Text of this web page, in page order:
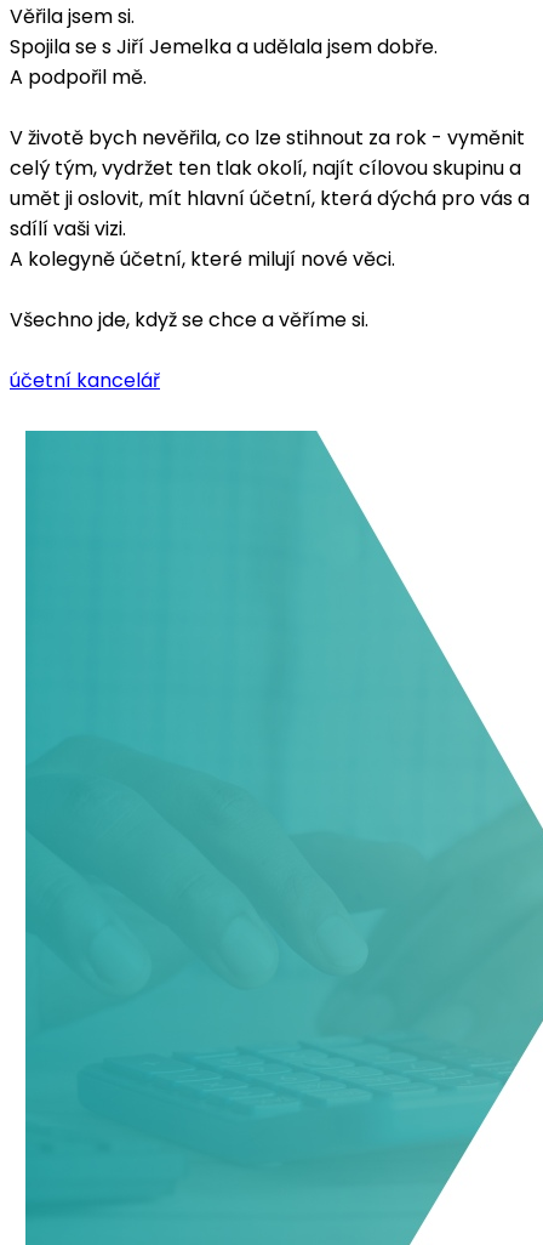
Věřila jsem si.
Spojila se s Jiří Jemelka a udělala jsem dobře.
A podpořil mě.
V životě bych nevěřila, co lze stihnout za rok - vyměnit
celý tým, vydržet ten tlak okolí, najít cílovou skupinu a
umět ji oslovit, mít hlavní účetní, která dýchá pro vás a
sdílí vaši vizi.
A kolegyně účetní, které milují nové věci.
Všechno jde, když se chce a věříme si.
účetní kancelář